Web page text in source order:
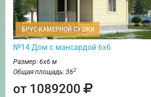
БРУС КАМЕРНОЙ СУШКИ
№14 Дом с мансардой 6х6
Размер: 6х6 м
Общая площадь: 362
от 1089200